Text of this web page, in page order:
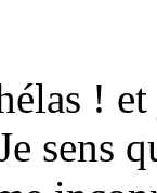
!
sens